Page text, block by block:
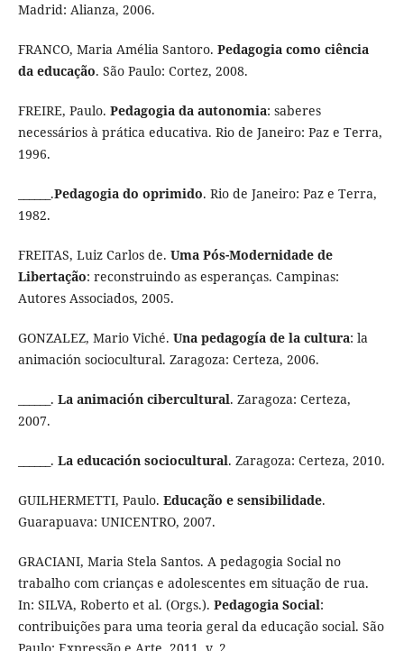
Madrid: Alianza, 2006.
FRANCO, Maria Amélia Santoro. Pedagogia como ciência
da educação. São Paulo: Cortez, 2008.
FREIRE, Paulo. Pedagogia da autonomia: saberes
necessários à prática educativa. Rio de Janeiro: Paz e Terra,
1996.
______.Pedagogia do oprimido. Rio de Janeiro: Paz e Terra,
1982.
FREITAS, Luiz Carlos de. Uma Pós-Modernidade de
Libertação: reconstruindo as esperanças. Campinas:
Autores Associados, 2005.
GONZALEZ, Mario Viché. Una pedagogía de la cultura: la
animación sociocultural. Zaragoza: Certeza, 2006.
______. La animación cibercultural. Zaragoza: Certeza,
2007.
______. La educación sociocultural. Zaragoza: Certeza, 2010.
GUILHERMETTI, Paulo. Educação e sensibilidade.
Guarapuava: UNICENTRO, 2007.
GRACIANI, Maria Stela Santos. A pedagogia Social no
trabalho com crianças e adolescentes em situação de rua.
In: SILVA, Roberto et al. (Orgs.). Pedagogia Social:
contribuições para uma teoria geral da educação social. São